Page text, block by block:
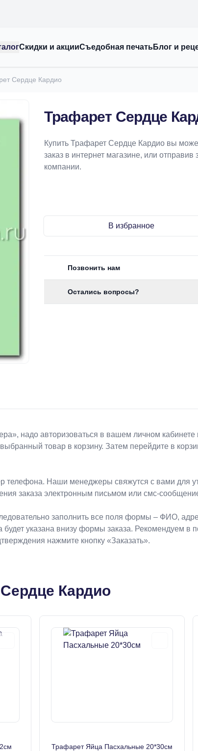
Скидки и акцииСъедобная печатьБлог и
Сердце Кардио
Трафарет Сердце
Купить Трафарет Сердце Кардио вы
заказ в интернет магазине, или
компании.
В избранное
Позвонить нам
Остались вопросы?
надо авторизоваться в вашем личном
товар в корзину. Затем перейдите в
Наши менеджеры свяжутся с вами для
заказа электронным письмом или смс-
заполнить все поля формы – ФИО,
указана внизу формы заказа. Рекомендуем в
нажмите кнопку «Заказать».
Кардио
Трафарет Яйца Пасхальные 20*30см